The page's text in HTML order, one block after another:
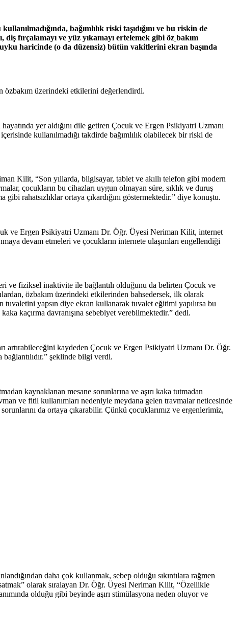
bağımlılık riski taşıdığını ve bu riskin de
fırçalamayı ve yüz yıkamayı ertelemek gibi öz bakım
haricinde (o da düzensiz) bütün vakitlerini ekran başında
özbakım üzerindeki etkilerini değerlendirdi.
yer aldığını dile getiren Çocuk ve Ergen Psikiyatri Uzmanı
kullanılmadığı takdirde bağımlılık olabilecek bir riski de
Kilit, “Son yıllarda, bilgisayar, tablet ve akıllı telefon gibi modern
çocukların bu cihazları uygun olmayan süre, sıklık ve duruş
rahatsızlıklar ortaya çıkardığını göstermektedir.” diye konuştu.
ve Ergen Psikiyatri Uzmanı Dr. Öğr. Üyesi Neriman Kilit, internet
devam etmeleri ve çocukların internete ulaşımları engellendiği
ve fiziksel inaktivite ile bağlantılı olduğunu da belirten Çocuk ve
özbakım üzerindeki etkilerinden bahsedersek, ilk olarak
tuvaletini yapsın diye ekran kullanarak tuvalet eğitimi yapılırsa bu
kaçırma davranışına sebebiyet verebilmektedir.” dedi.
artırabileceğini kaydeden Çocuk ve Ergen Psikiyatri Uzmanı Dr. Öğr.
şeklinde bilgi verdi.
kaynaklanan mesane sorunlarına ve aşırı kaka tutmadan
ve fitil kullanımları nedeniyle meydana gelen travmalar neticesinde
sorunlarını da ortaya çıkarabilir. Çünkü çocuklarımız ve ergenlerimiz,
daha çok kullanmak, sebep olduğu sıkıntılara rağmen
olarak sıralayan Dr. Öğr. Üyesi Neriman Kilit, “Özellikle
olduğu gibi beyinde aşırı stimülasyona neden oluyor ve